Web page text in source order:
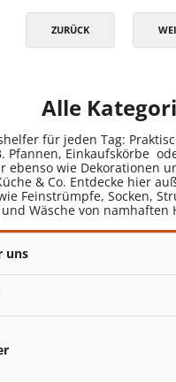
ZURÜCK
Alle
für jeden Tag:
Pfannen, Einkaufskörbe
ebenso wie Dekorationen
& Co. Entdecke hier
Feinstrümpfe, Socken,
und Wäsche von namhaften
uns